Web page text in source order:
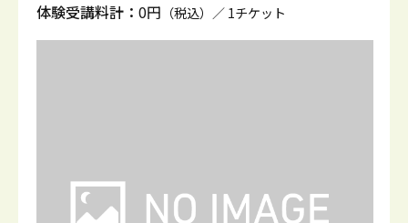
体験受講料計： 0円 （税込）／ 1チケット